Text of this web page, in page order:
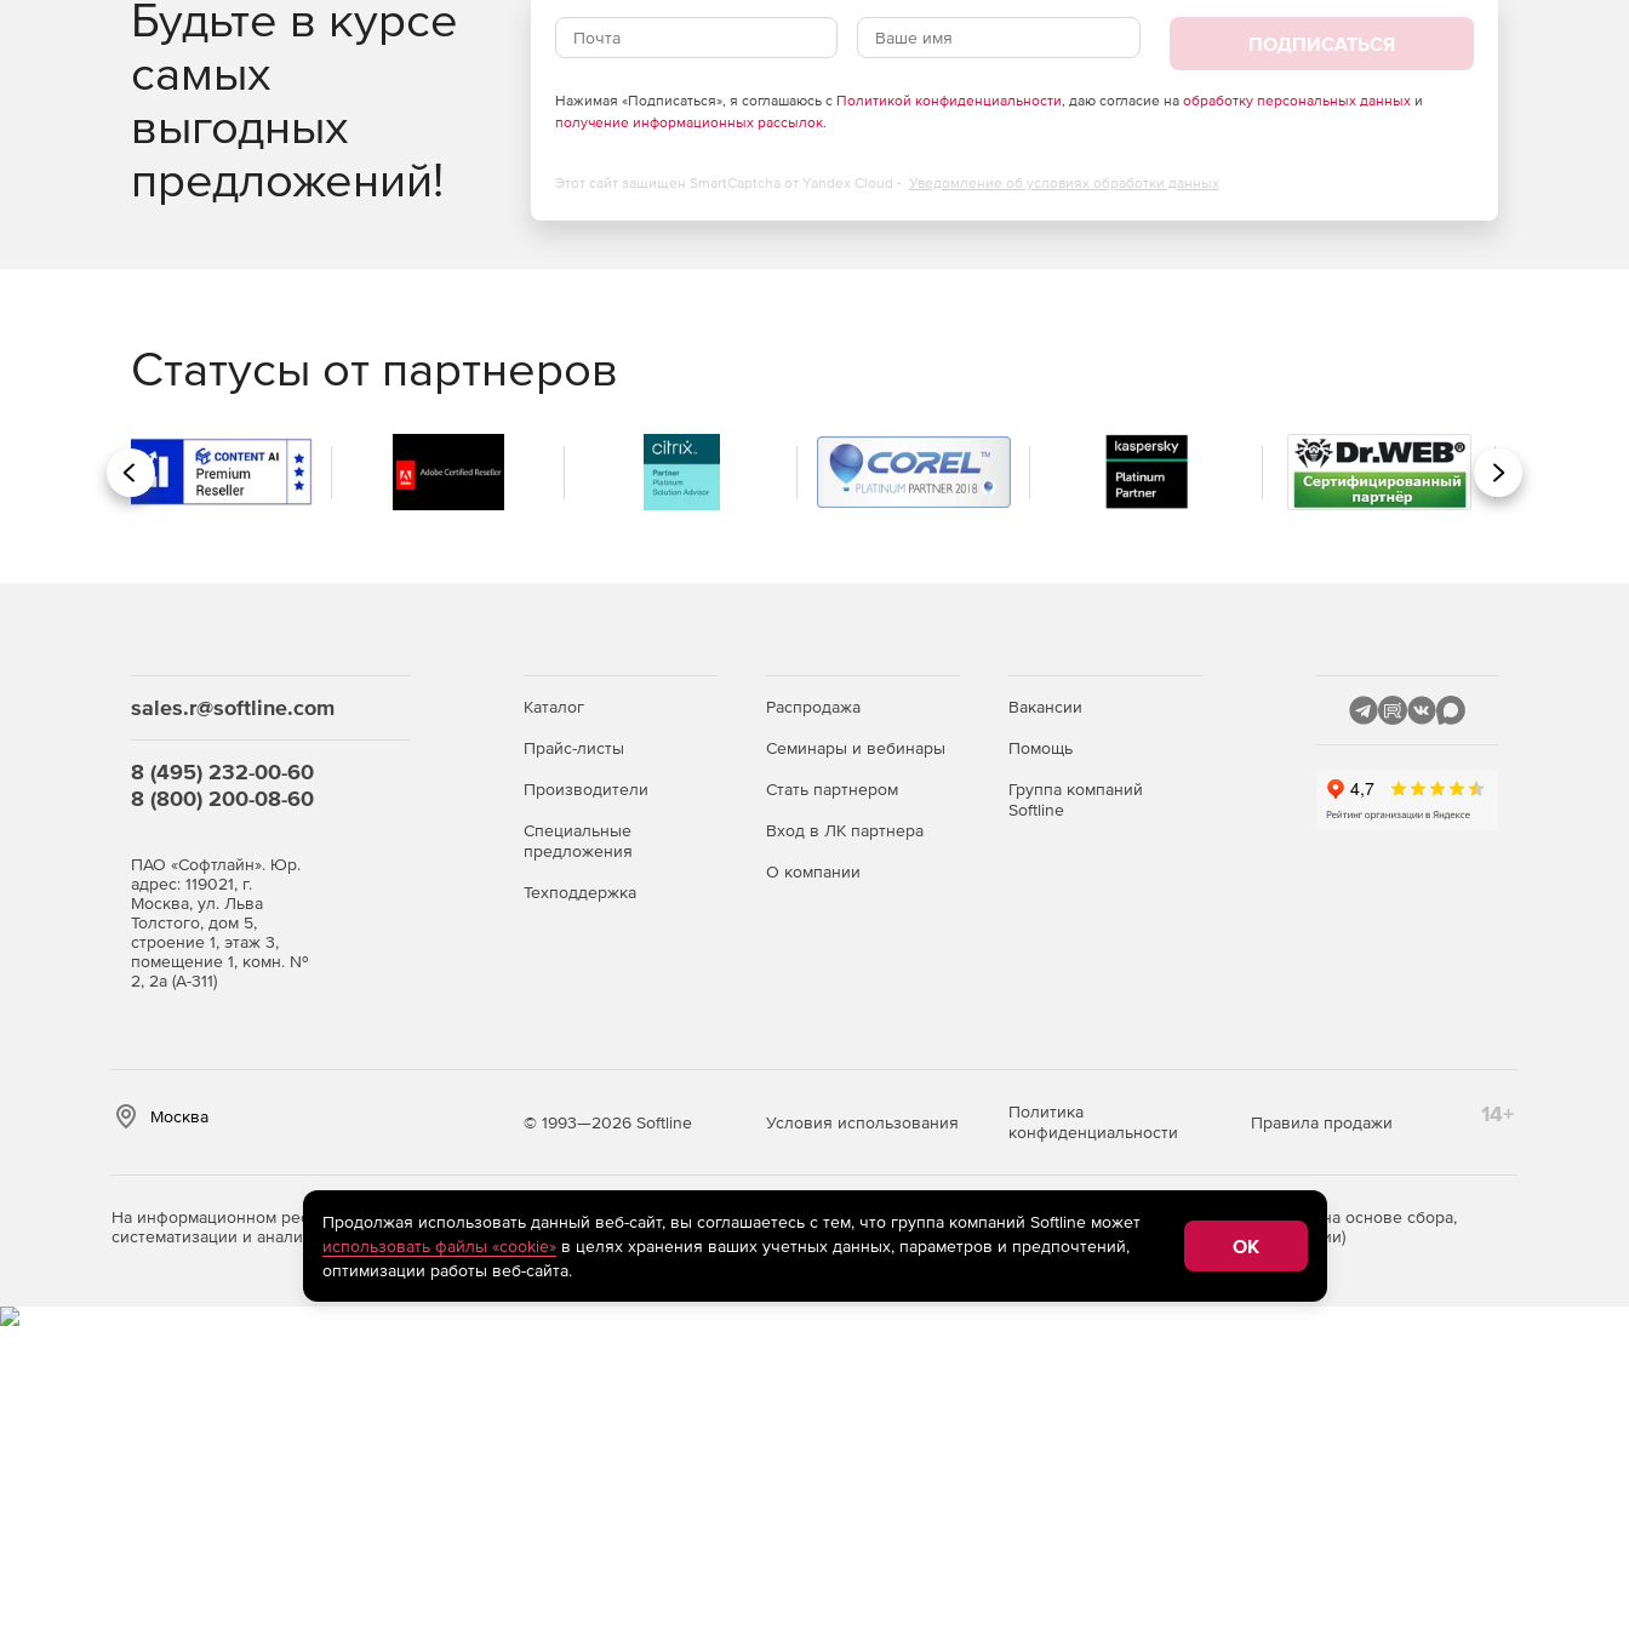
Полный пакет «все-в-одном» со всеми расширенными функциями, необходимыми для управления
большим количеством контролируемых элементов.
Будьте в курсе
самых
выгодных
предложений!
ПОДПИСАТЬСЯ
Нажимая «Подписаться», я соглашаюсь с Политикой конфиденциальности, даю согласие на обработку персональных данныхи
получение информационных рассылок.
Этот сайт защищен SmartCaptcha от Yandex Cloud - Уведомление об условиях обработки данных
Статусы от партнеров
Назад Вперед
sales.r@softline.com
8 (495) 232-00-60
8 (800) 200-08-60
ПАО «Софтлайн». Юр.
адрес: 119021, г.
Москва, ул. Льва
Толстого, дом 5,
строение 1, этаж 3,
помещение 1, комн. №
2, 2а (А-311)
Каталог
Прайс-листы
Производители
Специальные
предложения
Техподдержка
Распродажа
Семинары и вебинары
Стать партнером
Вход в ЛК партнера
О компании
Вакансии
Помощь
Группа компаний
Softline
Москва © 1993—2026 Softline Условия использования
Политика
конфиденциальности
Правила продажи 14+
На информационном ресурсе store.softline.ru применяютсярекомендательные технологии(информационные технологии предоставления информации на основе сбора,
систематизации и анализа сведений, относящихся к предпочтениям пользователей сети «Интернет», находящихся на территории Российской Федерации)
Продолжая использовать данный веб-сайт, вы соглашаетесь с тем, что группа компаний Softline может
использовать файлы «cookie»в целях хранения ваших учетных данных, параметров и предпочтений,
оптимизации работы веб-сайта.
OK